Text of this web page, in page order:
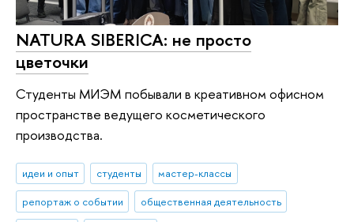
NATURA SIBERICA: не просто
цветочки
Студенты МИЭМ побывали в креативном офисном
пространстве ведущего косметического
производства.
идеи и опыт студенты
мастер-классы
репортаж о событии
общественная деятельность